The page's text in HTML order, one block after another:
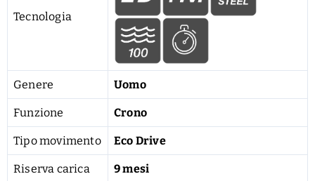
Tecnologia
Genere Uomo
Funzione Crono
Tipo movimento Eco Drive
Riserva carica 9 mesi